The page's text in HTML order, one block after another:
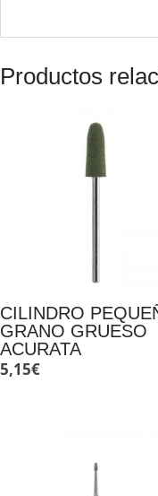
Productos
CILINDRO
GRANO GRUESO
ACURATA
5,15€